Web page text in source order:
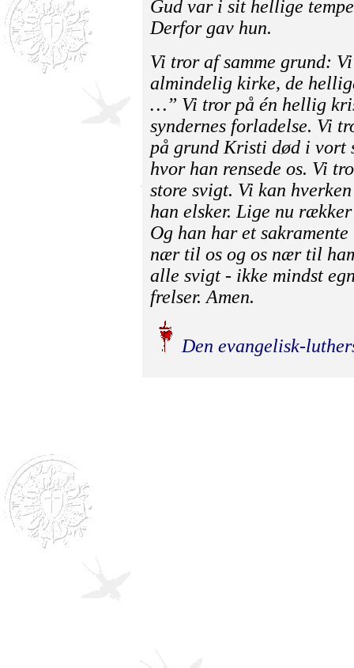
Gud var i sit hellige
Derfor gav hun.
Vi tror af samme grund:
almindelig kirke, de
…” Vi tror på én hellig
syndernes forladelse. Vi
på grund Kristi død i vort
hvor han rensede os. Vi
store svigt. Vi kan
han elsker. Lige nu
Og han har et
nær til os og os nær til
alle svigt - ikke mindst
frelser. Amen.
Den evangelisk-